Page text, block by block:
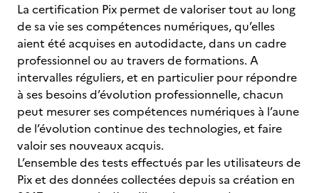
La certification Pix permet de valoriser tout au long
de sa vie ses compétences numériques, qu’elles
aient été acquises en autodidacte, dans un cadre
professionnel ou au travers de formations. A
intervalles réguliers, et en particulier pour répondre
à ses besoins d’évolution professionnelle, chacun
peut mesurer ses compétences numériques à l’aune
de l’évolution continue des technologies, et faire
valoir ses nouveaux acquis.
L’ensemble des tests effectués par les utilisateurs de
Pix et des données collectées depuis sa création en